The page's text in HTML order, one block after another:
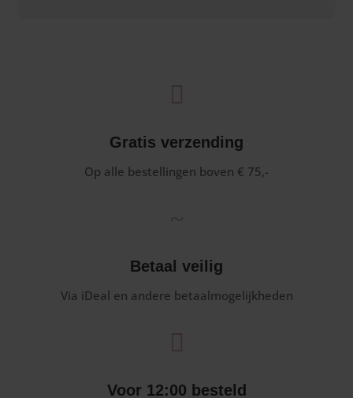
Gratis verzending
Op alle bestellingen boven € 75,-
Betaal veilig
Via iDeal en andere betaalmogelijkheden
Voor 12:00 besteld